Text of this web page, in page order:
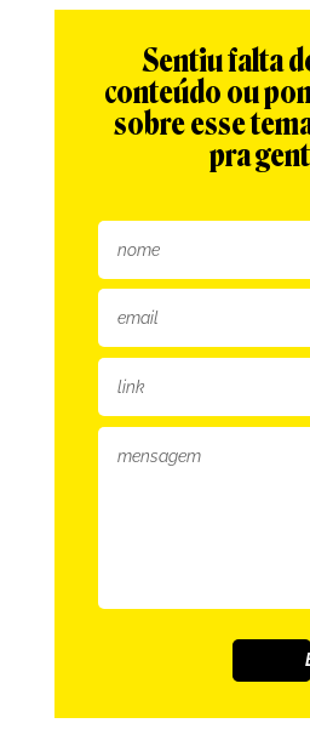
Sentiu falta
conteúdo ou
sobre esse
pra